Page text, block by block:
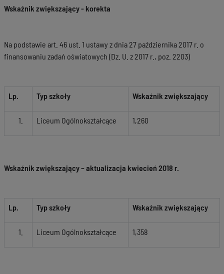
Wskaźnik zwiększający - korekta
Na podstawie art. 46 ust. 1 ustawy z dnia 27 października 2017 r. o
finansowaniu zadań oświatowych (Dz. U. z 2017 r., poz. 2203)
Lp. Typ szkoły Wskaźnik zwiększający
Liceum Ogólnokształcące 1,260
Wskaźnik zwiększający – aktualizacja kwiecień 2018 r.
Lp. Typ szkoły Wskaźnik zwiększający
Liceum Ogólnokształcące 1,358